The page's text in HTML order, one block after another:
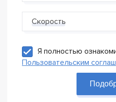
Скорость
Я полностью
Пользовательским